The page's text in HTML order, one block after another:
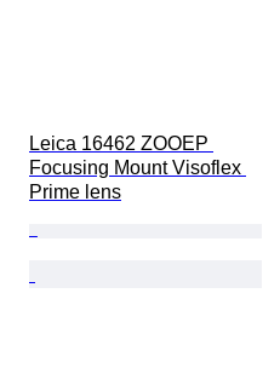
Leica 16462 ZOOEP
Focusing Mount Visoflex
Prime lens